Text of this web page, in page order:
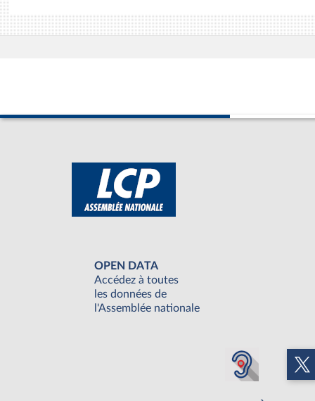
OPEN DATA
Accédez à toutes
les données de
l'Assemblée nationale